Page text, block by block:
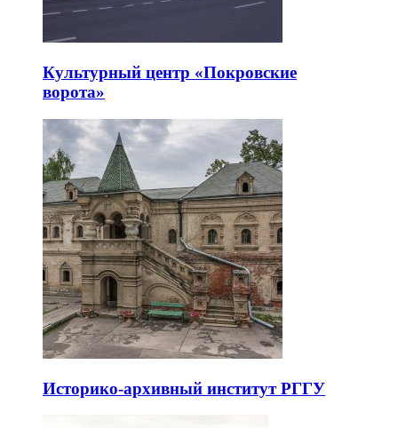
Культурный центр «Покровские
ворота»
Историко-архивный институт РГГУ